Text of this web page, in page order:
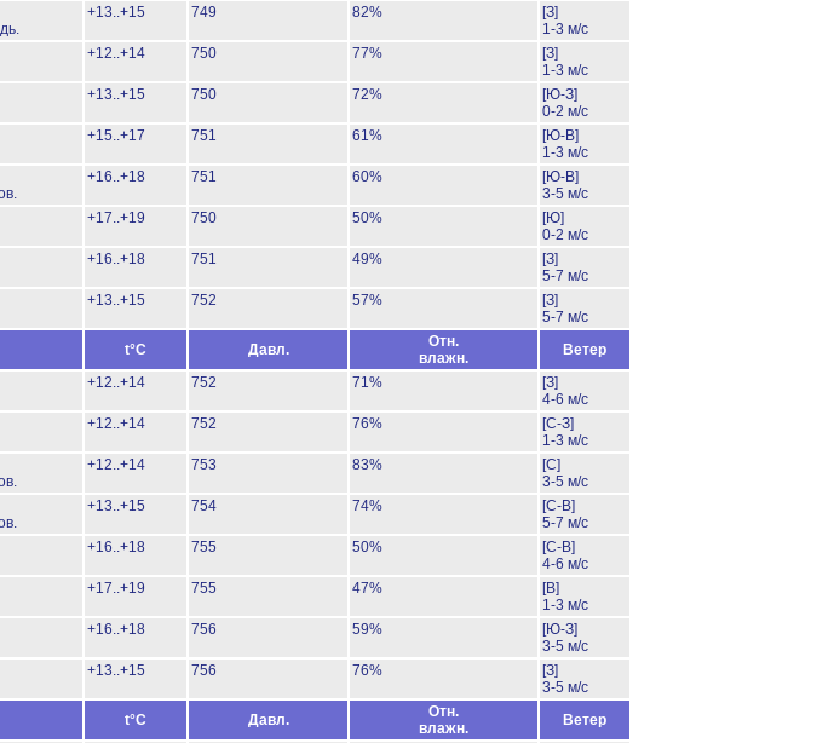
+13..+15 749 82%
[З]
1-3 м/с
+12..+14 750 77%
[З]
1-3 м/с
+13..+15 750 72%
[Ю-З]
0-2 м/с
+15..+17 751 61%
[Ю-В]
1-3 м/с
+16..+18 751 60%
[Ю-В]
3-5 м/с
+17..+19 750 50%
[Ю]
0-2 м/с
+16..+18 751 49%
[З]
5-7 м/с
+13..+15 752 57%
[З]
5-7 м/с
t°C Давл.
Отн.
влажн.
Ветер
+12..+14 752 71%
[З]
4-6 м/с
+12..+14 752 76%
[С-З]
1-3 м/с
+12..+14 753 83%
[С]
3-5 м/с
+13..+15 754 74%
[С-В]
5-7 м/с
+16..+18 755 50%
[С-В]
4-6 м/с
+17..+19 755 47%
[В]
1-3 м/с
+16..+18 756 59%
[Ю-З]
3-5 м/с
+13..+15 756 76%
[З]
3-5 м/с
t°C Давл.
Отн.
влажн.
Ветер